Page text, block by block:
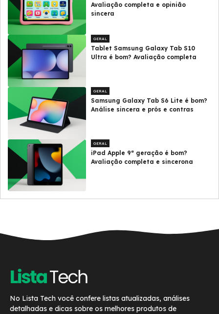
Avaliação completa e opinião
sincera
GERAL
Tablet Samsung Galaxy Tab S10
Ultra é bom? Avaliação completa
GERAL
Samsung Galaxy Tab S6 Lite é bom?
Análise sincera e prós e contras
GERAL
iPad Apple 9ª geração é bom?
Avaliação completa e sincerona
No Lista Tech você confere listas atualizadas, análises
detalhadas e dicas sobre os melhores produtos de